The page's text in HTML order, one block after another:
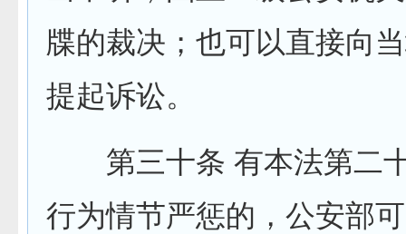
牒的裁决；也可以直接向
提起诉讼。
第三十条 有本法第二
行为情节严惩的，公安部